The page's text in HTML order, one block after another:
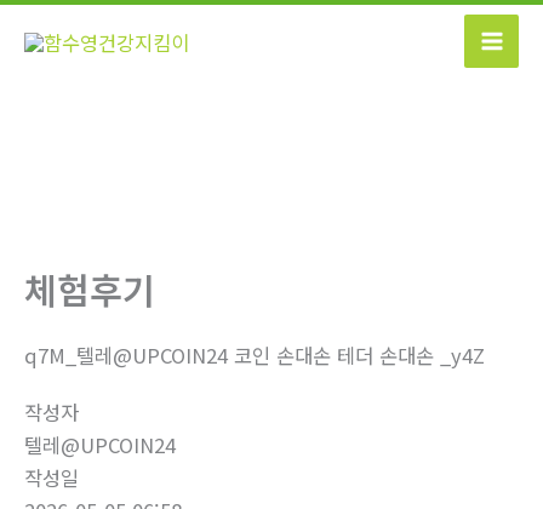
콘
체험후기
q7M_텔레@UPCOIN24 코인 손대손 테더 손대손 _y4Z
작성자
텔레@UPCOIN24
작성일